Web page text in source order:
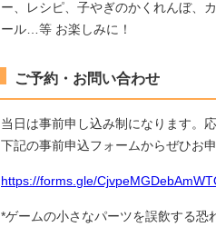
ー、レシピ、子やぎのかくれんぼ、
ール…等 お楽しみに！
ご予約・お問い合わせ
当日は事前申し込み制になります。
下記の事前申込フォームからぜひお
https://forms.gle/
*ゲームの小さなパーツを誤飲する恐